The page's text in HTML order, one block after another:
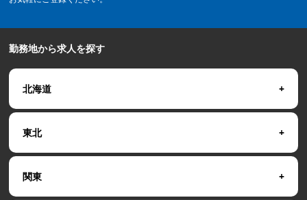
勤務地から求人を探す
北海道
東北
関東